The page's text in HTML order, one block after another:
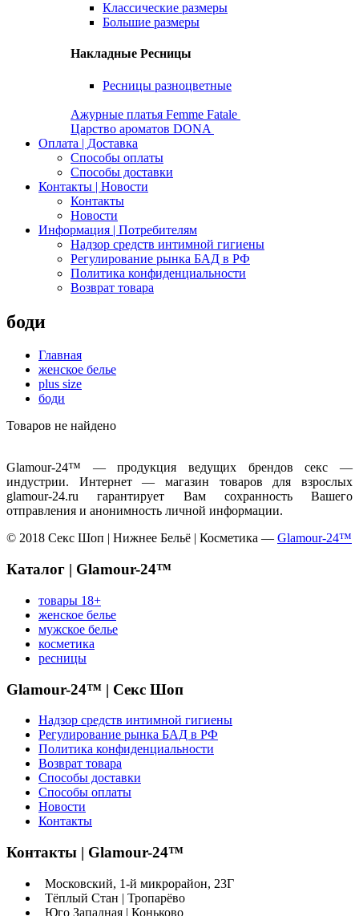
Классические размеры
Большие размеры
Накладные Ресницы
Ресницы разноцветные
Ажурные платья Femme Fatale
Царство ароматов DONA
Оплата | Доставка
Способы оплаты
Способы доставки
Контакты | Новости
Контакты
Новости
Информация | Потребителям
Надзор средств интимной гигиены
Регулирование рынка БАД в РФ
Политика конфиденциальности
Возврат товара
боди
Главная
женское белье
plus size
боди
Товаров не найдено
Glamour-24™ — продукция ведущих брендов секс —
индустрии. Интернет — магазин товаров для взрослых
glamour-24.ru гарантирует Вам сохранность Вашего
отправления и анонимность личной информации.
© 2018 Секс Шоп | Нижнее Бельё | Косметика — Glamour-24™
Каталог | Glamour-24™
товары 18+
женское белье
мужское белье
косметика
ресницы
Glamour-24™ | Секс Шоп
Надзор средств интимной гигиены
Регулирование рынка БАД в РФ
Политика конфиденциальности
Возврат товара
Способы доставки
Способы оплаты
Новости
Контакты
Контакты | Glamour-24™
Московский, 1-й микрорайон, 23Г
Тёплый Стан | Тропарёво
Юго Западная | Коньково